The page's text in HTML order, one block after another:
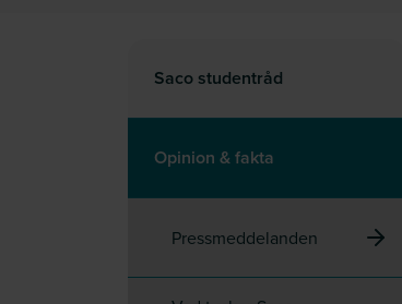
Saco studentråd
Opinion & fakta
Pressmeddelanden